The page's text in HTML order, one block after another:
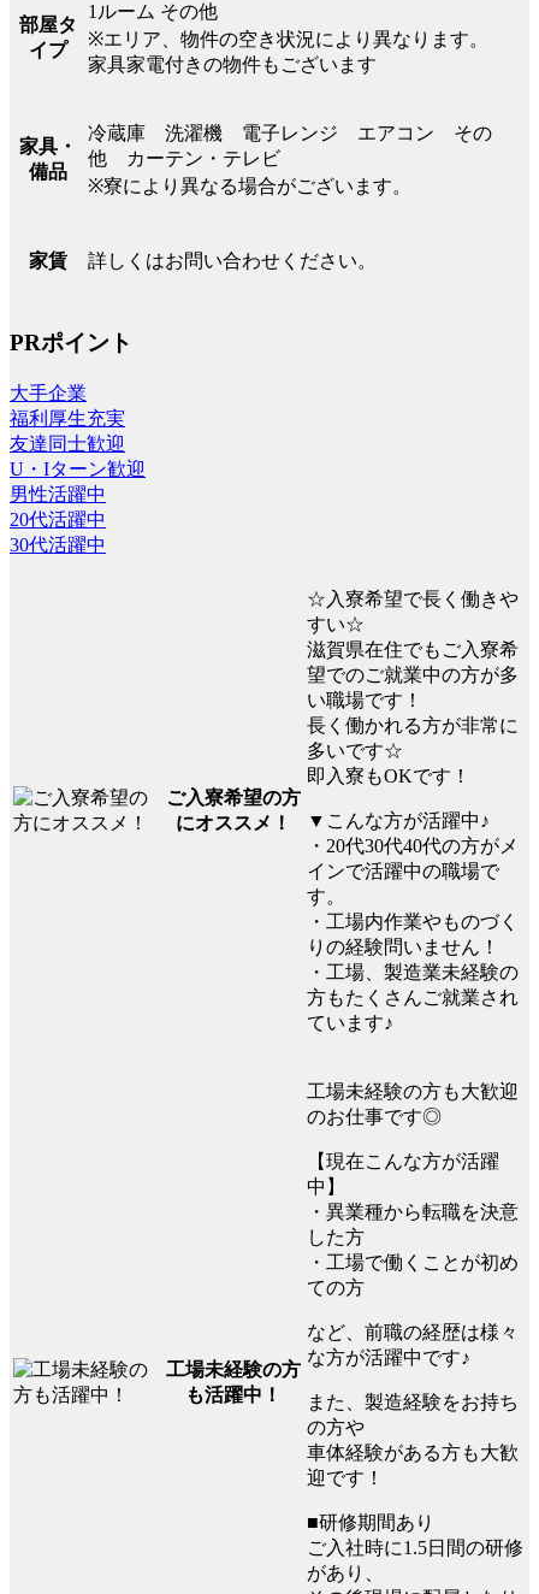
部屋タ
イプ
1ルーム その他
※エリア、物件の空き状況により異なります。
家具家電付きの物件もございます
家具・
備品
冷蔵庫 洗濯機 電子レンジ エアコン その
他 カーテン・テレビ
※寮により異なる場合がございます。
家賃 詳しくはお問い合わせください。
PRポイント
大手企業
福利厚生充実
友達同士歓迎
U・Iターン歓迎
男性活躍中
20代活躍中
30代活躍中
ご入寮希望の方
にオススメ！
☆入寮希望で長く働きや
すい☆
滋賀県在住でもご入寮希
望でのご就業中の方が多
い職場です！
長く働かれる方が非常に
多いです☆
即入寮もOKです！
▼こんな方が活躍中♪
・20代30代40代の方がメ
インで活躍中の職場で
す。
・工場内作業やものづく
りの経験問いません！
・工場、製造業未経験の
方もたくさんご就業され
ています♪
工場未経験の方
も活躍中！
工場未経験の方も大歓迎
のお仕事です◎
【現在こんな方が活躍
中】
・異業種から転職を決意
した方
・工場で働くことが初め
ての方
など、前職の経歴は様々
な方が活躍中です♪
また、製造経験をお持ち
の方や
車体経験がある方も大歓
迎です！
■研修期間あり
ご入社時に1.5日間の研修
があり、